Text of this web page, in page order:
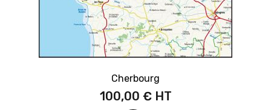
Cherbourg
100,00 €